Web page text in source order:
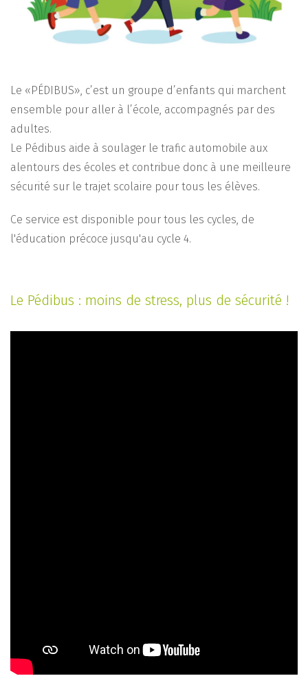
Le «PÉDIBUS», c’est un groupe d’enfants qui marchent
ensemble pour aller à l’école, accompagnés par des
adultes.
Le Pédibus aide à soulager le trafic automobile aux
alentours des écoles et contribue donc à une meilleure
sécurité sur le trajet scolaire pour tous les élèves.
Ce service est disponible pour tous les cycles, de
l'éducation précoce jusqu'au cycle 4.
Le Pédibus : moins de stress, plus de sécurité !